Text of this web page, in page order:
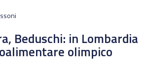
Beduschi: in Lombardia
olimpico